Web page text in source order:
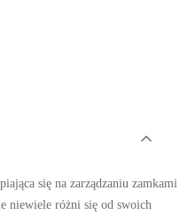
się na zarządzaniu
niewiele różni się od swoich